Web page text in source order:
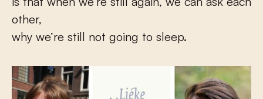
other,
why we’re still not going to sleep.